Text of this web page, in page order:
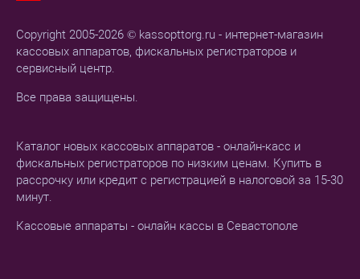
Copyright 2005-2026 © kassopttorg.ru - интернет-магазин
кассовых аппаратов, фискальных регистраторов и
сервисный центр.
Все права защищены.
Каталог новых кассовых аппаратов - онлайн-касс и
фискальных регистраторов по низким ценам. Купить в
рассрочку или кредит с регистрацией в налоговой за 15-30
минут.
Кассовые аппараты - онлайн кассы в Севастополе